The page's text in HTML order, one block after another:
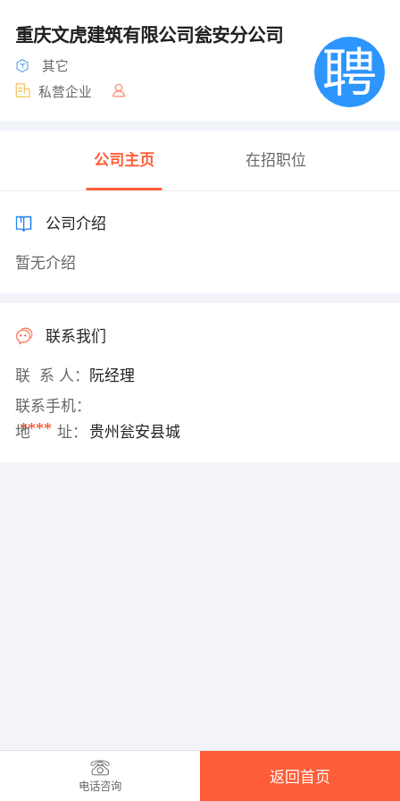
重庆文虎建筑有限公司瓮安分公司
其它
私营企业
公司主页 在招职位
公司介绍
暂无介绍
联系我们
联 系 人：
阮经理
联系手机：
****
地 址： 贵州瓮安县城
电话咨询
返回首页